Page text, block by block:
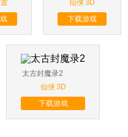
仙侠3D
下载游戏
太古封魔录2
仙侠3D
下载游戏